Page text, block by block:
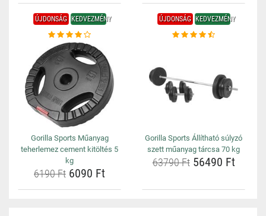
ÚJDONSÁG KEDVEZMÉNY
Gorilla Sports Műanyag
teherlemez cement kitöltés 5
kg
6190 Ft 6090 Ft
ÚJDONSÁG KEDVEZMÉNY
Gorilla Sports Állítható súlyzó
szett műanyag tárcsa 70 kg
63790 Ft56490 Ft